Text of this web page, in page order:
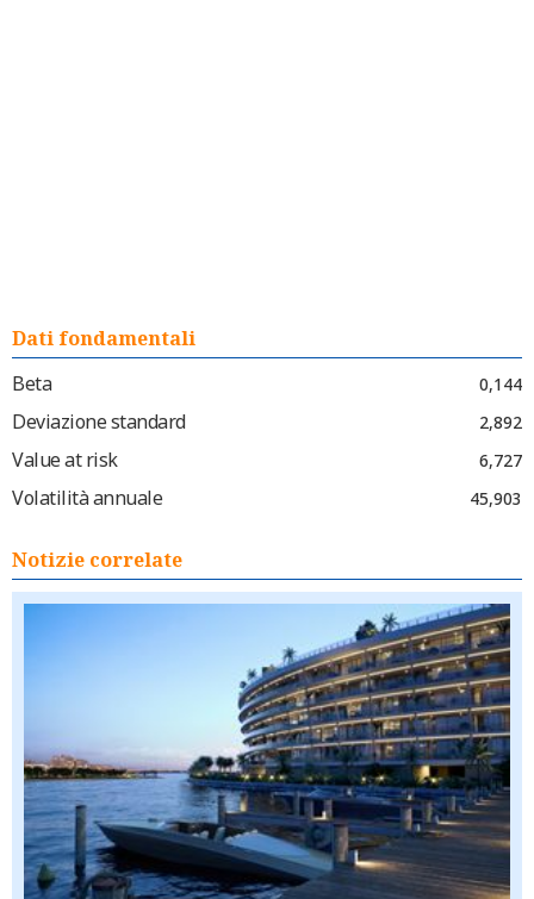
Dati fondamentali
Beta
0,144
Deviazione standard 2,892
Value at risk 6,727
Volatilità annuale 45,903
Notizie correlate